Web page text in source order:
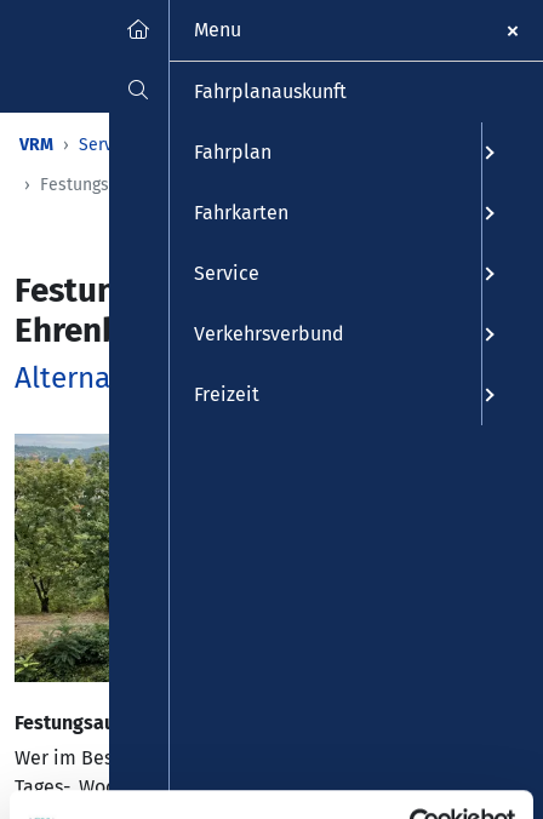
VRM Service
"Mehr" Mobilität
Festungsaufzug Koblenz Ehrenbreitstein
Festungsaufzug Koblenz
Ehrenbreitstein
Alternative Fahrangebote
Festungsaufzug Koblenz Ehrenbreitstein
Wer im Besitz einer gültigen VRM-Fahrkarte ist, z. B.
Tages-, Wochen-, Monatskarte im Abo oder ein Rheinland-
Menu
Fahrplanauskunft
Fahrplan
Fahrkarten
Service
Verkehrsverbund
Freizeit